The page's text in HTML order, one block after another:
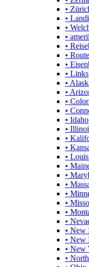
•
•
•
•
•
•
•
• Links
•
•
•
•
• Idaho
•
•
•
•
•
•
•
•
•
•
•
• New
• New
• New
•